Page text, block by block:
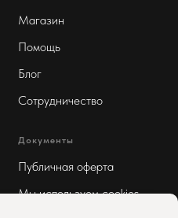
Магазин
Помощь
Блог
Сотрудничество
Документы
Публичная оферта
Мы используем cookies